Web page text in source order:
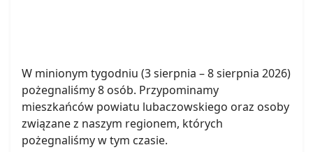
W minionym tygodniu (3 sierpnia – 8 sierpnia 2026)
pożegnaliśmy 8 osób. Przypominamy
mieszkańców powiatu lubaczowskiego oraz osoby
związane z naszym regionem, których
pożegnaliśmy w tym czasie.